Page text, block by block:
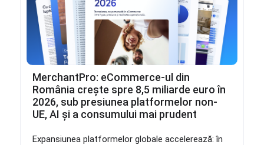
MerchantPro: eCommerce-ul din
România crește spre 8,5 miliarde euro în
2026, sub presiunea platformelor non-
UE, AI și a consumului mai prudent
Expansiunea platformelor globale accelerează: în